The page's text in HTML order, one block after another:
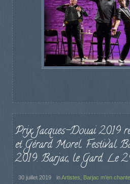
Prix Jacques-Douai 2019
et Gérard Morel. Festival
2019. Barjac, le Gard. Le
30 juillet 2019 inArtistes Barjac m'en